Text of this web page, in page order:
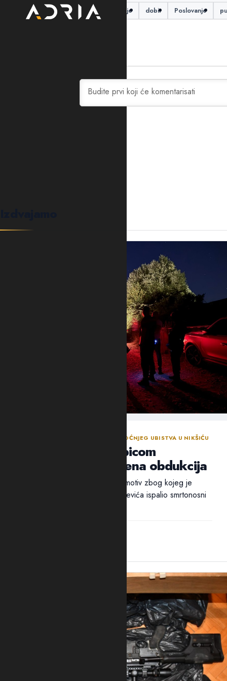
Air Montenegro destinacije dobit Poslovanje
NASTAVLJENA ISTRAGA NAKON SINOĆNJEG UBISTVA U NIKŠIĆU
Policija traga za ubicom
Mrvaljevića, naložena obdukcija
Ni nakon 18 sati nije utvrđen ni motiv zbog kojeg je
ubica, navodno, u potiljak Mrvaljevića ispalio smrtonosni